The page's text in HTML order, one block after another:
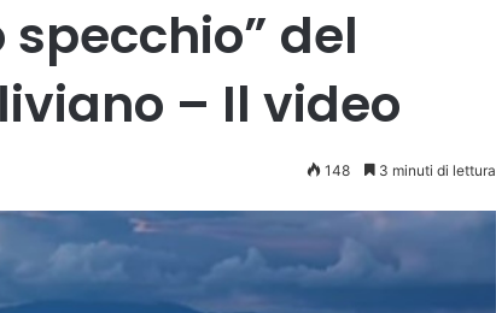
specchio” del
– Il video
148 3 minuti di lettura